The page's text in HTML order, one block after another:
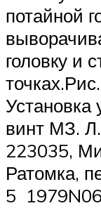
потайной
головку и
винт МЗ.
223035,
Ратомка,
5